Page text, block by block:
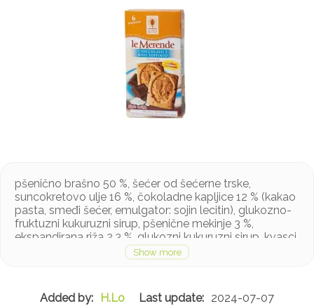
pšenično brašno 50 %, šećer od šećerne trske,
suncokretovo ulje 16 %, čokoladne kapljice 12 % (kakao
pasta, smeđi šećer, emulgator: sojin lecitin), glukozno-
fruktuzni kukuruzni sirup, pšenične mekinje 3 %,
ekspandirana riža 2,3 %, glukozni kukuruzni sirup, kvasci
(fosfat monokalcit, soda karbonat, amonij karbonat),
i orašaste plodove u tragovima
H.Lo 2024-07-07